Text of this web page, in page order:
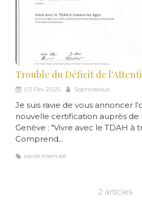
03 Fév 2025 Sophroslous
Je suis ravie de vous annoncer
nouvelle certification auprès de
Genève : "Vivre avec le TDAH à
Comprend...
santé mentale
2 articles